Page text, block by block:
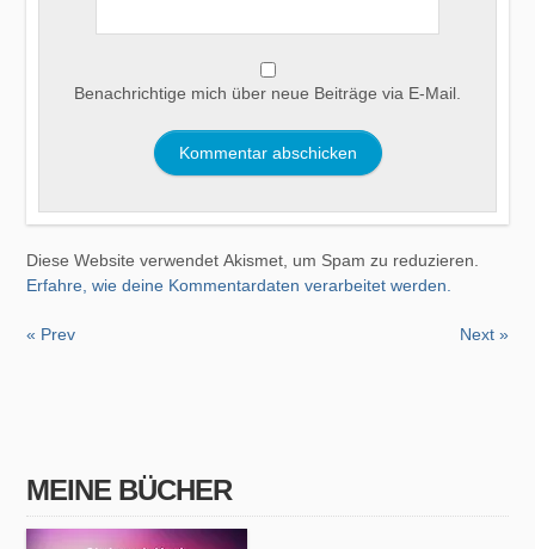
Benachrichtige mich über neue Beiträge via E-Mail.
Diese Website verwendet Akismet, um Spam zu reduzieren.
Erfahre, wie deine Kommentardaten verarbeitet werden.
« Prev Next »
MEINE BÜCHER